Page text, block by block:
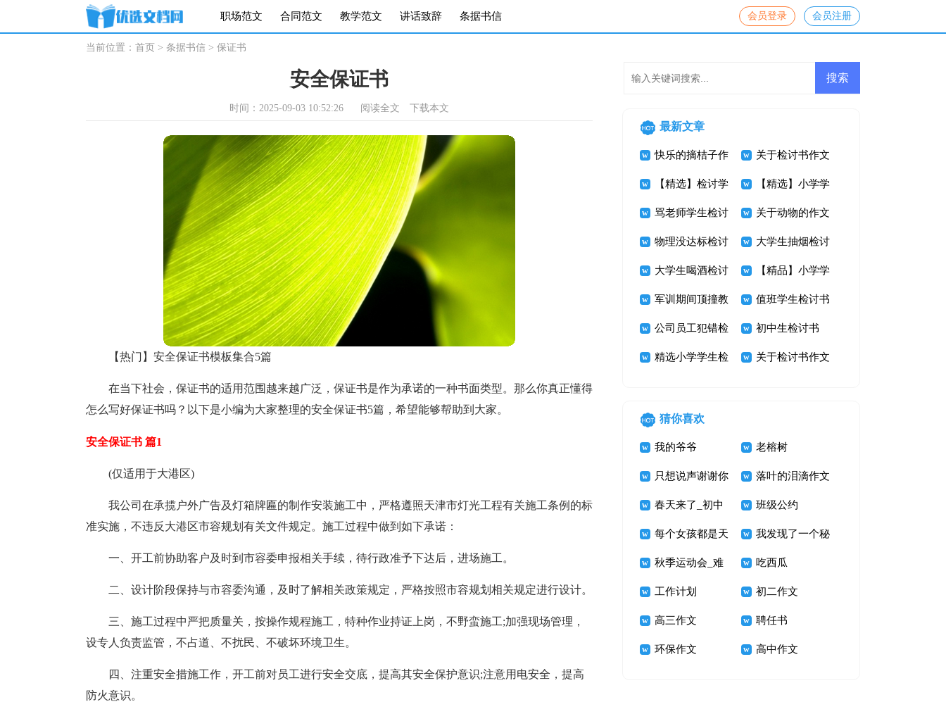
职场范文 合同范文 教学范文 讲话致辞 条据书信 会员登录 会员注册
当前位置： 首页 > 条据书信 > 保证书
安全保证书
时间：2025-09-03 10:52:26 阅读全文 下载本文
【热门】安全保证书模板集合5篇
在当下社会，保证书的适用范围越来越广泛，保证书是作为承诺的一种书面类型。那么你真正懂得
怎么写好保证书吗？以下是小编为大家整理的安全保证书5篇，希望能够帮助到大家。
安全保证书 篇1
(仅适用于大港区)
我公司在承揽户外广告及灯箱牌匾的制作安装施工中，严格遵照天津市灯光工程有关施工条例的标
准实施，不违反大港区市容规划有关文件规定。施工过程中做到如下承诺：
一、开工前协助客户及时到市容委申报相关手续，待行政准予下达后，进场施工。
二、设计阶段保持与市容委沟通，及时了解相关政策规定，严格按照市容规划相关规定进行设计。
三、施工过程中严把质量关，按操作规程施工，特种作业持证上岗，不野蛮施工;加强现场管理，
设专人负责监管，不占道、不扰民、不破坏环境卫生。
四、注重安全措施工作，开工前对员工进行安全交底，提高其安全保护意识;注意用电安全，提高
防火意识。
最新文章
快乐的摘桔子作
文300字
关于检讨书作文
300字四篇
【精选】检讨学
生的检讨书模板
集锦五篇
【精选】小学学
生检讨书汇编八
篇
骂老师学生检讨
书范文汇编八篇
关于动物的作文
950字 活泼有趣
的猫咪
物理没达标检讨
书
大学生抽烟检讨
书锦集六篇
大学生喝酒检讨
书汇总六篇
【精品】小学学
生检讨书合集七
篇
军训期间顶撞教
官检讨书
值班学生检讨书
合集8篇
公司员工犯错检
讨书15篇
初中生检讨书
精选小学学生检
篇
关于检讨书作文
猜你喜欢
我的爷爷 老榕树
只想说声谢谢你
600字
落叶的泪滴作文
1000字
春天来了_初中
写景的作文
班级公约
每个女孩都是天
使
我发现了一个秘
密
秋季运动会_难
忘的运动会作文
900字
吃西瓜
工作计划 初二作文
高三作文 聘任书
环保作文 高中作文